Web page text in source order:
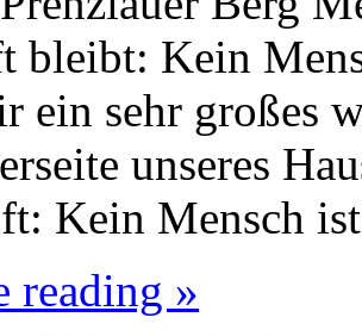
bleibt: Kein
ein sehr großes
unseres
Kein Mensch
reading »